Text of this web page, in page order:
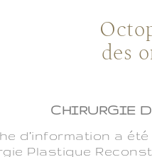
des
CHIRURGIE
d’information a
Plastique